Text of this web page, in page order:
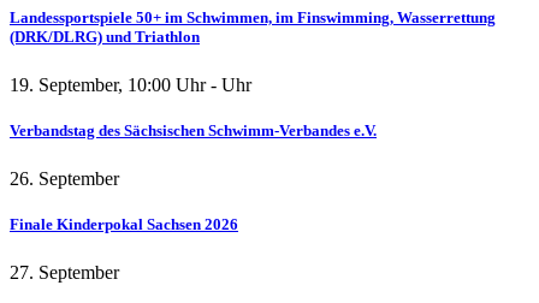
Landessportspiele 50+ im Schwimmen, im Finswimming, Wasserrettung
(DRK/DLRG) und Triathlon
19. September, 10:00 Uhr - Uhr
Verbandstag des Sächsischen Schwimm-Verbandes e.V.
26. September
Finale Kinderpokal Sachsen 2026
27. September